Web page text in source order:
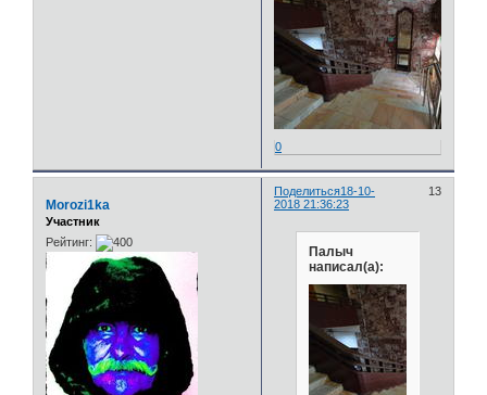
0
Поделиться 13
18-10-
2018 21:36:23
Morozi1ka
Участник
Рейтинг:
Палыч
написал(а):